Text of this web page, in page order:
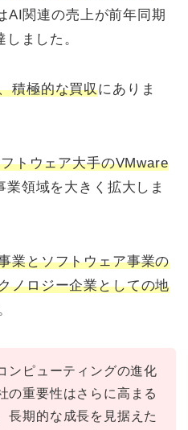
AI関連の売上が前年同期
ました。
積極的な買収にありま
トウェア大手のVMware
業領域を大きく拡大しま
業とソフトウェア事業の
ノロジー企業としての地
ンピューティングの進化
の重要性はさらに高まる
長期的な成長を見据えた